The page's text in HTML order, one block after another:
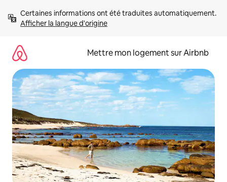
directement
Afficher la langue d'origine
Mettre mon logement sur Airbnb